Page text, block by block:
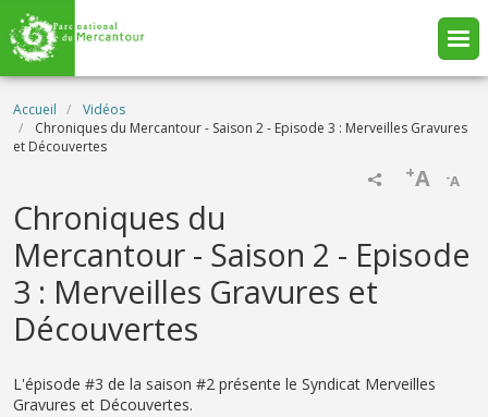
Aller au contenu principal
Fil d'Ariane
Accueil
Vidéos
Chroniques du Mercantour - Saison 2 - Episode 3 : Merveilles Gravures
et Découvertes
-A
+A
Name
Chroniques du
Mercantour - Saison 2 - Episode
3 : Merveilles Gravures et
Découvertes
Description
L'épisode #3 de la saison #2 présente le Syndicat Merveilles
Gravures et Découvertes.